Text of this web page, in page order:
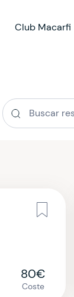
Club Macarfi
80€
Coste